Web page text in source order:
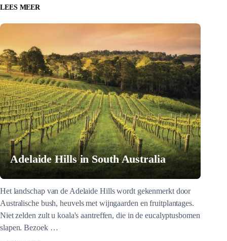
LEES MEER
Adelaide Hills in South Australia
Het landschap van de Adelaide Hills wordt gekenmerkt door
Australische bush, heuvels met wijngaarden en fruitplantages.
Niet zelden zult u koala's aantreffen, die in de eucalyptusbomen
slapen. Bezoek …